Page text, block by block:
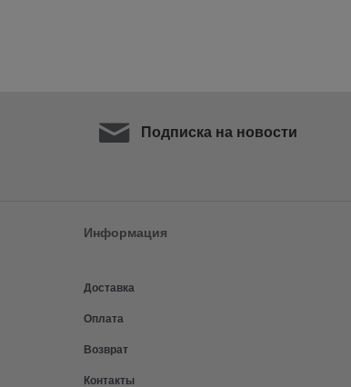
Подписка на новости
Информация
Доставка
Оплата
Возврат
Контакты